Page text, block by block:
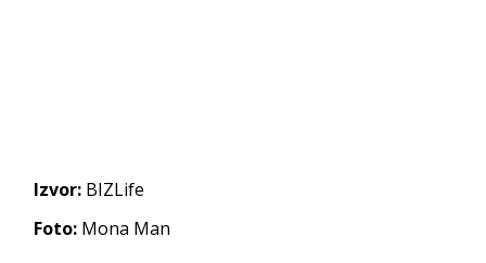
Izvor: BIZLife
Foto: Mona Man